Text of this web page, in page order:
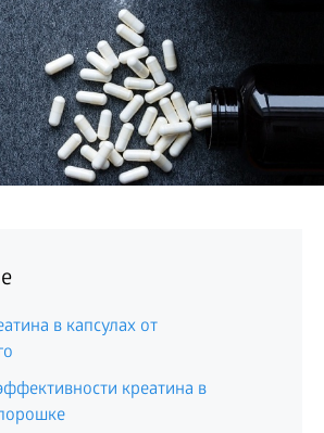
в капсулах от
креатина в